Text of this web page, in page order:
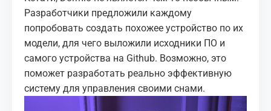
Разработчики предложили каждому
попробовать создать похожее устройство по их
модели, для чего выложили исходники ПО и
самого устройства на Github. Возможно, это
поможет разработать реально эффективную
систему для управления своими снами.